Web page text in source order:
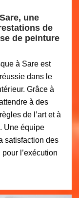
une
de
de peinture
à Sare est
dans le
Grâce à
à des
de l’art et à
Une équipe
satisfaction des
l’exécution